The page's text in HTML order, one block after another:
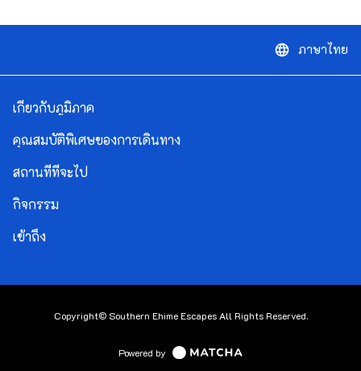
language ภาษาไทย
เกี่ยวกับภูมิภาค
คุณสมบัติพิเศษของการเดินทาง
สถานที่ที่จะไป
กิจกรรม
เข้าถึง
Copyright© Southern Ehime Escapes All Rights Reserved.
Powered by